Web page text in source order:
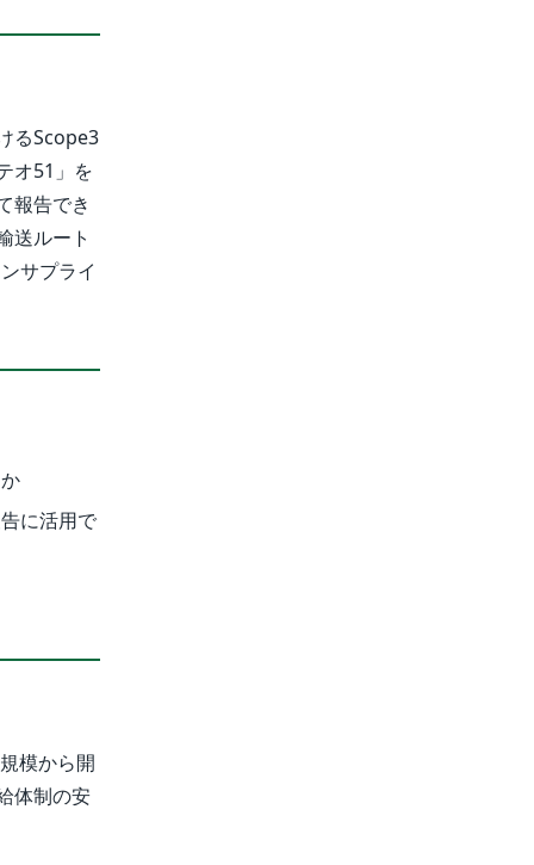
るScope3
オ51」を
報告でき
送ルート
サプライ
に活用で
模から開
体制の安